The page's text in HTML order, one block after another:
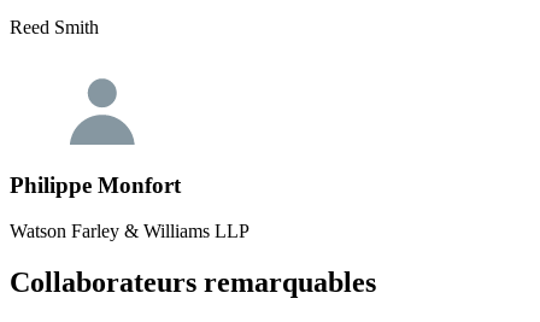
Reed Smith
Philippe Monfort
Watson Farley & Williams LLP
Collaborateurs remarquables